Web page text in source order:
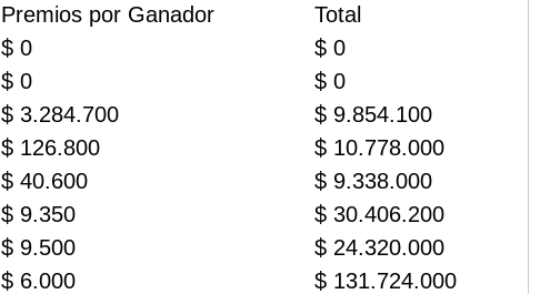
Premios por Ganador
Total
$ 0
$ 0
$ 0
$ 0
$ 3.284.700
$ 9.854.100
$ 126.800
$ 10.778.000
$ 40.600
$ 9.338.000
$ 9.350
$ 30.406.200
$ 9.500
$ 24.320.000
$ 6.000 $ 131.724.000